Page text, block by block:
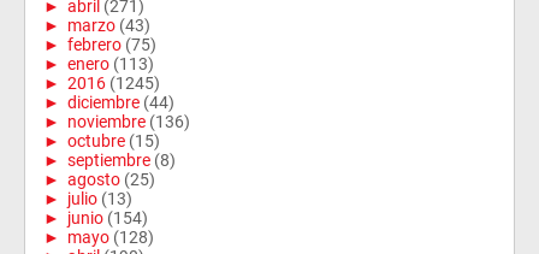
► abril (271)
► marzo (43)
► febrero (75)
► enero (113)
► 2016 (1245)
► diciembre (44)
► noviembre (136)
► octubre (15)
► septiembre (8)
► agosto (25)
► julio (13)
► junio (154)
► mayo (128)